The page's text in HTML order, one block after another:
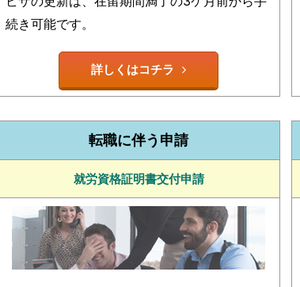
続き可能です。
詳しくはコチラ
転職に伴う申請
就労資格証明書交付申請